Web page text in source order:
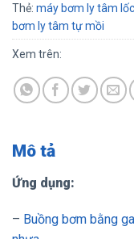
Thẻ: máy bơm ly tâm
bơm ly tâm tự mồi
Xem trên:
Mô tả
Ứng dụng:
– Buồng bơm bằng